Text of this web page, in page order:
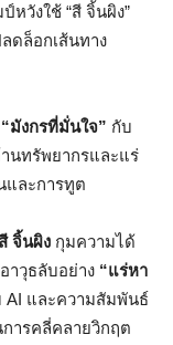
วังใช้ “สี จิ้นผิง”
ดล็อกเส้นทาง
“มังกรที่มั่นใจ” กับ
นทรัพยากรและแร่
และการทูต
สี จิ้นผิง กุมความได้
าวุธลับอย่าง “แร่หา
AI และความสัมพันธ์
ารคลี่คลายวิกฤต